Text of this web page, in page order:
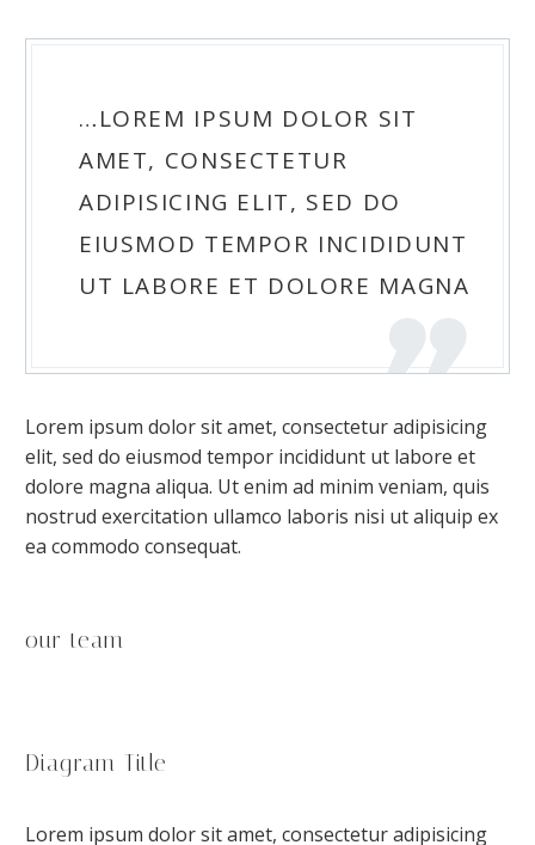
…LOREM IPSUM DOLOR SIT
AMET, CONSECTETUR
ADIPISICING ELIT, SED DO
EIUSMOD TEMPOR INCIDIDUNT
UT LABORE ET DOLORE MAGNA
Lorem ipsum dolor sit amet, consectetur adipisicing
elit, sed do eiusmod tempor incididunt ut labore et
dolore magna aliqua. Ut enim ad minim veniam, quis
nostrud exercitation ullamco laboris nisi ut aliquip ex
ea commodo consequat.
our team
Diagram Title
Lorem ipsum dolor sit amet, consectetur adipisicing